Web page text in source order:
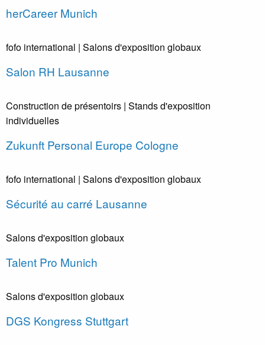
herCareer Munich
fofo international | Salons d'exposition globaux
Salon RH Lausanne
Construction de présentoirs | Stands d'exposition
individuelles
Zukunft Personal Europe Cologne
fofo international | Salons d'exposition globaux
Sécurité au carré Lausanne
Salons d'exposition globaux
Talent Pro Munich
Salons d'exposition globaux
DGS Kongress Stuttgart